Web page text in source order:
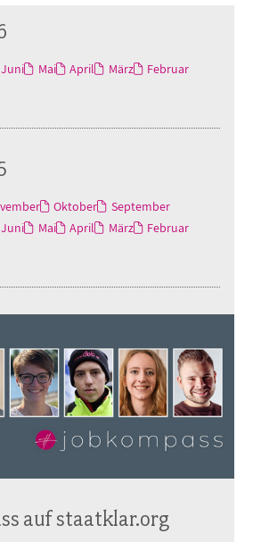
Juni Mai April März
Februar
Oktober
September
Juni Mai April März
Februar
auf staatklar.org